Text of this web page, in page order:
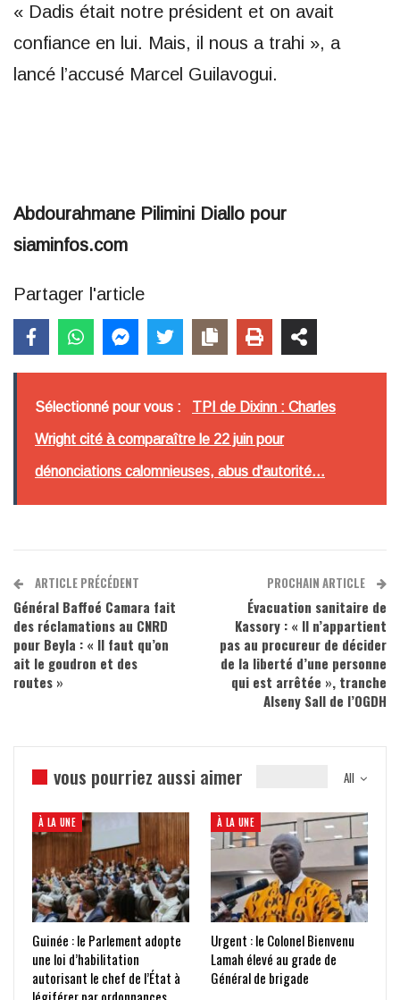
« Dadis était notre président et on avait
confiance en lui. Mais, il nous a trahi », a
lancé l’accusé Marcel Guilavogui.
Abdourahmane Pilimini Diallo pour
siaminfos.com
Partager l'article
Sélectionné pour vous : TPI de Dixinn : Charles
Wright cité à comparaître le 22 juin pour
dénonciations calomnieuses, abus d'autorité...
ARTICLE PRÉCÉDENT
Général Baffoé Camara fait
des réclamations au CNRD
pour Beyla : « Il faut qu’on
ait le goudron et des
routes »
PROCHAIN ARTICLE
Évacuation sanitaire de
Kassory : « Il n’appartient
pas au procureur de décider
de la liberté d’une personne
qui est arrêtée », tranche
Alseny Sall de l’OGDH
All
vous pourriez aussi aimer
À LA UNE
Guinée : le Parlement adopte
une loi d’habilitation
autorisant le chef de l’État à
À LA UNE
Urgent : le Colonel Bienvenu
Lamah élevé au grade de
Général de brigade